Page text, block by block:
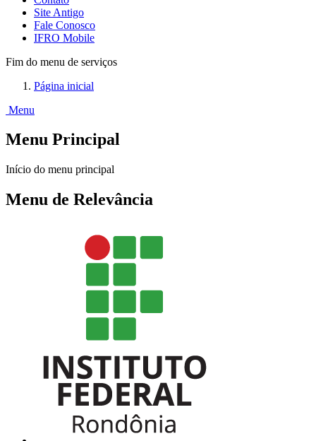
Site Antigo
Fale Conosco
IFRO Mobile
Fim do menu de serviços
Página inicial
Menu
Menu Principal
Início do menu principal
Menu de Relevância